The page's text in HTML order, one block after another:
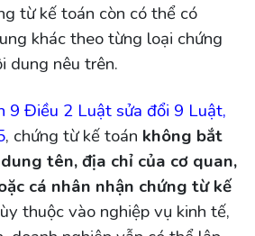
từ kế toán còn có thể có
khác theo từng loại chứng
dung nêu trên.
9 Điều 2 Luật sửa đổi 9 Luật,
, chứng từ kế toán không bắt
tên, địa chỉ của cơ quan,
cá nhân nhận chứng từ kế
thuộc vào nghiệp vụ kinh tế,